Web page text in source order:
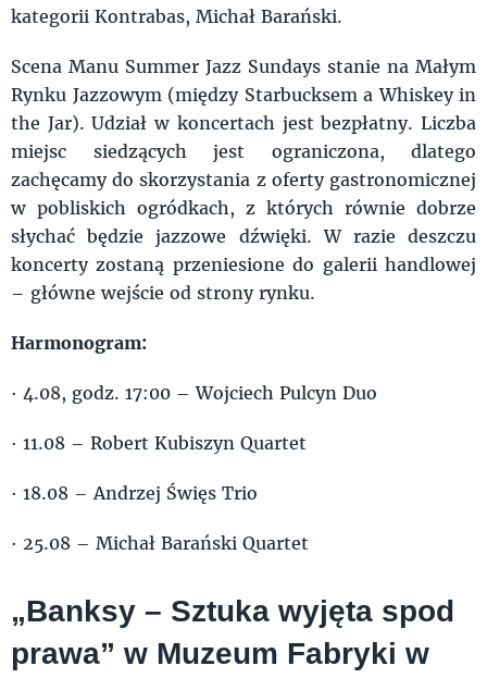
kategorii Kontrabas, Michał Barański.
Scena Manu Summer Jazz Sundays stanie na Małym
Rynku Jazzowym (między Starbucksem a Whiskey in
the Jar). Udział w koncertach jest bezpłatny. Liczba
miejsc siedzących jest ograniczona, dlatego
zachęcamy do skorzystania z oferty gastronomicznej
w pobliskich ogródkach, z których równie dobrze
słychać będzie jazzowe dźwięki. W razie deszczu
koncerty zostaną przeniesione do galerii handlowej
– główne wejście od strony rynku.
Harmonogram:
· 4.08, godz. 17:00 – Wojciech Pulcyn Duo
· 11.08 – Robert Kubiszyn Quartet
· 18.08 – Andrzej Święs Trio
· 25.08 – Michał Barański Quartet
„Banksy – Sztuka wyjęta spod
prawa” w Muzeum Fabryki w